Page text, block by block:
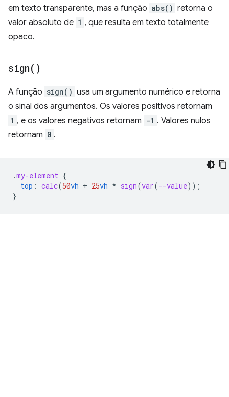
em texto transparente, mas a função abs() retorna o
valor absoluto de 1 , que resulta em texto totalmente
opaco.
sign( )
A função sign() usa um argumento numérico e retorna
o sinal dos argumentos. Os valores positivos retornam
1 , e os valores negativos retornam -1 . Valores nulos
retornam 0 .
.my-element {
top : calc(50vh + 25vh * sign(var(--value)) ;
}